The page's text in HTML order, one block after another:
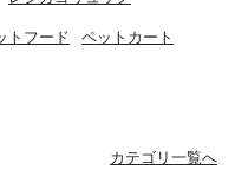
トフード ペットカート
カテゴリ一覧へ